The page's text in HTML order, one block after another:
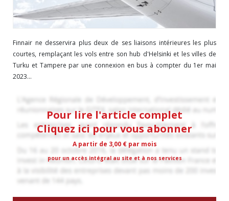
Finnair ne desservira plus deux de ses liaisons intérieures les plus
courtes, remplaçant les vols entre son hub d'Helsinki et les villes de
Turku et Tampere par une connexion en bus à compter du 1er mai
2023...
Pour lire l'article complet
Cliquez ici pour vous abonner
A partir de 3,00 € par mois
pour un accès intégral au site et à nos services